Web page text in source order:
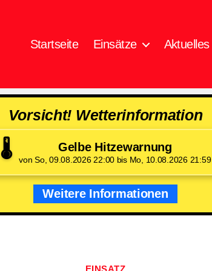
Startseite Einsätze Aktuelles
Vorsicht! Wetterinformation
🌡️ Gelbe Hitzewarnung
von So, 09.08.2026 22:00 bis Mo, 10.08.2026 21:59
Weitere Informationen
Kategorien
EINSATZ